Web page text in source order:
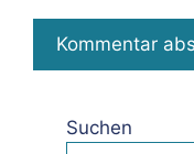
Suchen